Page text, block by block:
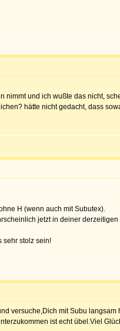
und ich wußte das nicht,
hätte nicht gedacht, dass
H (wenn auch mit Subutex).
jetzt in deiner
sehr stolz sein!
versuche,Dich mit Subu
ist echt übel.Viel